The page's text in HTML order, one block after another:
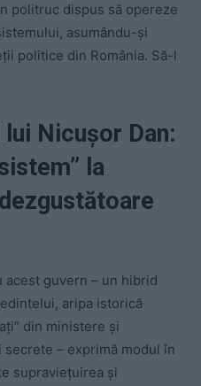
politruc dispus să opereze
asumându-și
politice din România. Să-l
Nicușor Dan:
la
acest guvern – un hibrid
aripa istorică
din ministere și
– exprimă modul în
supraviețuirea și